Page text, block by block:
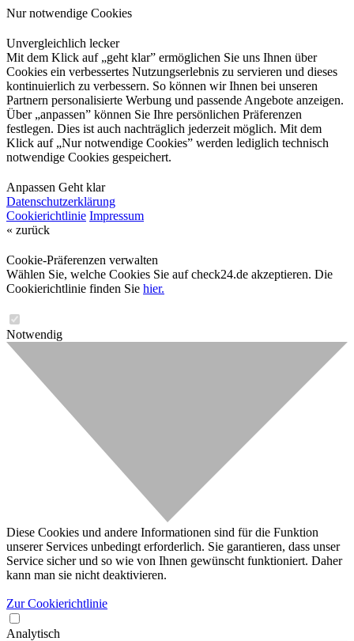
Nur notwendige Cookies
Unvergleichlich lecker
Mit dem Klick auf „geht klar” ermöglichen Sie uns Ihnen über
Cookies ein verbessertes Nutzungserlebnis zu servieren und dieses
kontinuierlich zu verbessern. So können wir Ihnen bei unseren
Partnern personalisierte Werbung und passende Angebote anzeigen.
Über „anpassen” können Sie Ihre persönlichen Präferenzen
festlegen. Dies ist auch nachträglich jederzeit möglich. Mit dem
Klick auf „Nur notwendige Cookies” werden lediglich technisch
notwendige Cookies gespeichert.
Anpassen Geht klar
Datenschutzerklärung
Cookierichtlinie Impressum
« zurück
Cookie-Präferenzen verwalten
Wählen Sie, welche Cookies Sie auf check24.de akzeptieren. Die
Cookierichtlinie finden Sie hier.
Notwendig
Diese Cookies und andere Informationen sind für die Funktion
unserer Services unbedingt erforderlich. Sie garantieren, dass unser
Service sicher und so wie von Ihnen gewünscht funktioniert. Daher
kann man sie nicht deaktivieren.
Zur Cookierichtlinie
Analytisch